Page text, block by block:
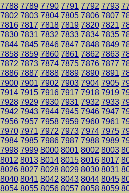
7788 7789 7790 7791 7792 7793
7802 7803 7804 7805 7806 7807
7816 7817 7818 7819 7820 7821
7830 7831 7832 7833 7834 7835
7844 7845 7846 7847 7848 7849
7858 7859 7860 7861 7862 7863
7872 7873 7874 7875 7876 7877
7886 7887 7888 7889 7890 7891
7900 7901 7902 7903 7904 7905
7914 7915 7916 7917 7918 7919
7928 7929 7930 7931 7932 7933
7942 7943 7944 7945 7946 7947
7956 7957 7958 7959 7960 7961
7970 7971 7972 7973 7974 7975
7984 7985 7986 7987 7988 7989
7998 7999 8000 8001 8002 8003
8012 8013 8014 8015 8016 8017
8026 8027 8028 8029 8030 8031
8040 8041 8042 8043 8044 8045
8054 8055 8056 8057 8058 8059